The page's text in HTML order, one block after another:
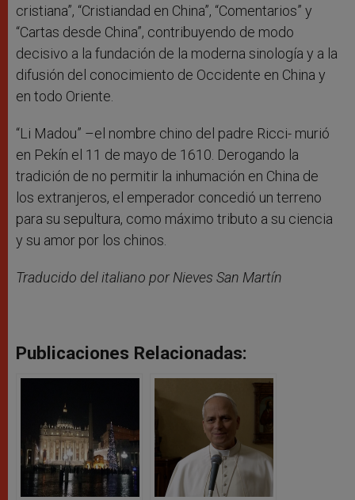
cristiana”, “Cristiandad en China”, “Comentarios” y
“Cartas desde China”, contribuyendo de modo
decisivo a la fundación de la moderna sinología y a la
difusión del conocimiento de Occidente en China y
en todo Oriente.
“Li Madou” –el nombre chino del padre Ricci- murió
en Pekín el 11 de mayo de 1610. Derogando la
tradición de no permitir la inhumación en China de
los extranjeros, el emperador concedió un terreno
para su sepultura, como máximo tributo a su ciencia
y su amor por los chinos.
Traducido del italiano por Nieves San Martín
Publicaciones Relacionadas: